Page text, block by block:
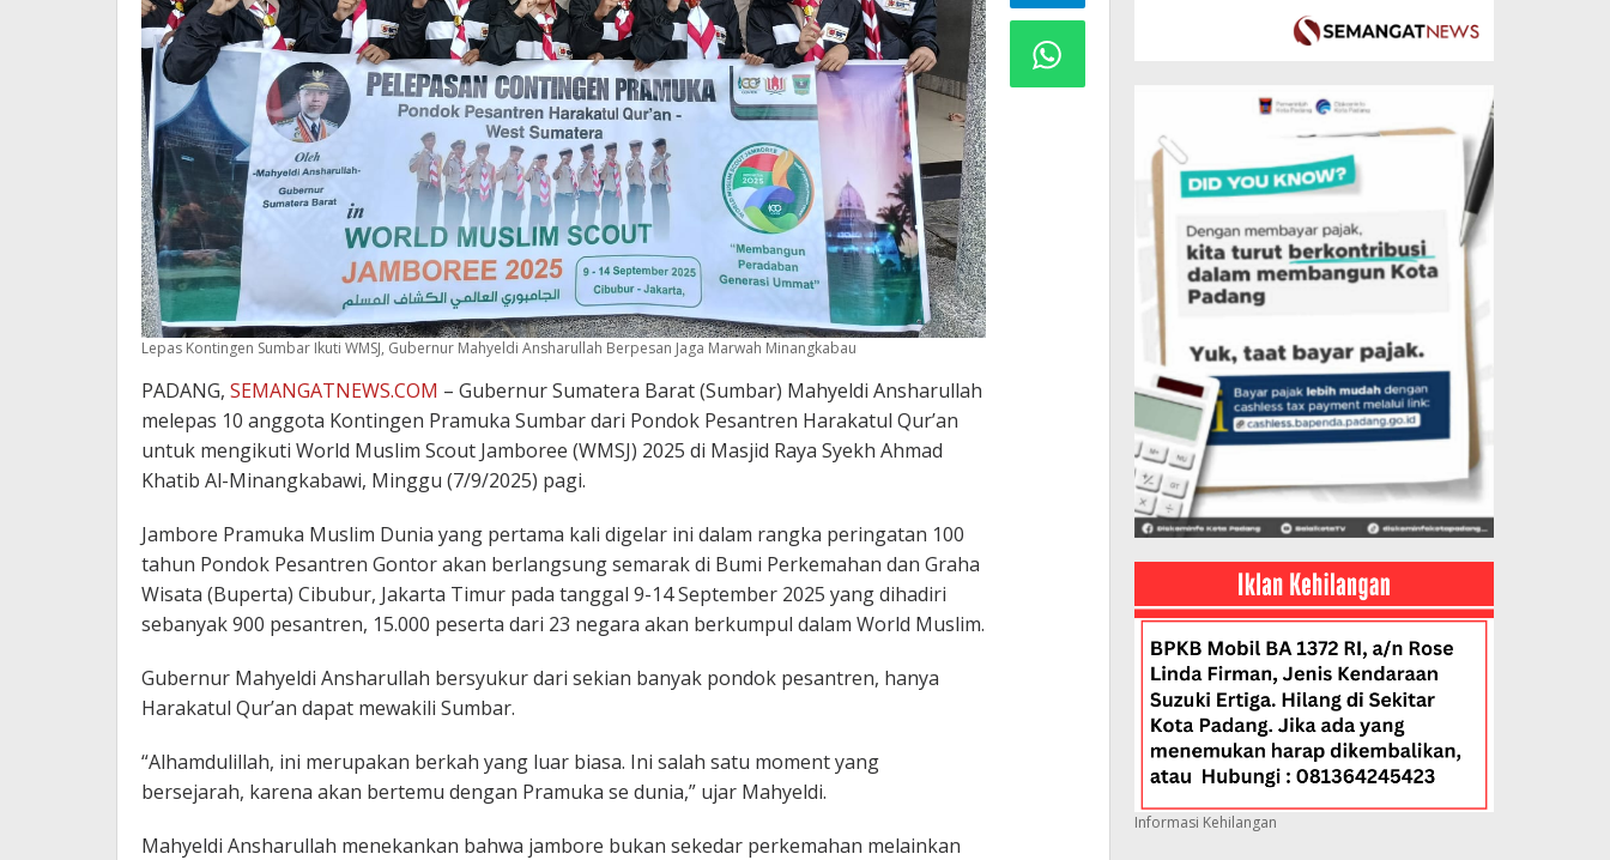
Lepas Kontingen Sumbar Ikuti WMSJ, Gubernur Mahyeldi Ansharullah Berpesan Jaga Marwah Minangkabau
PADANG, SEMANGATNEWS.COM – Gubernur Sumatera Barat (Sumbar) Mahyeldi Ansharullah
melepas 10 anggota Kontingen Pramuka Sumbar dari Pondok Pesantren Harakatul Qur’an
untuk mengikuti World Muslim Scout Jamboree (WMSJ) 2025 di Masjid Raya Syekh Ahmad
Khatib Al-Minangkabawi, Minggu (7/9/2025) pagi.
Jambore Pramuka Muslim Dunia yang pertama kali digelar ini dalam rangka peringatan 100
tahun Pondok Pesantren Gontor akan berlangsung semarak di Bumi Perkemahan dan Graha
Wisata (Buperta) Cibubur, Jakarta Timur pada tanggal 9-14 September 2025 yang dihadiri
sebanyak 900 pesantren, 15.000 peserta dari 23 negara akan berkumpul dalam World Muslim.
Gubernur Mahyeldi Ansharullah bersyukur dari sekian banyak pondok pesantren, hanya
Harakatul Qur’an dapat mewakili Sumbar.
“Alhamdulillah, ini merupakan berkah yang luar biasa. Ini salah satu moment yang
bersejarah, karena akan bertemu dengan Pramuka se dunia,” ujar Mahyeldi.
Mahyeldi Ansharullah menekankan bahwa jambore bukan sekedar perkemahan melainkan
Informasi Kehilangan